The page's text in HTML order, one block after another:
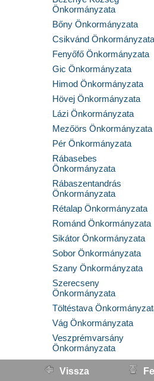
Önkormányzata
Bőny Önkormányzata
Csikvánd Önkormányzata
Fenyőfő Önkormányzata
Gic Önkormányzata
Himod Önkormányzata
Hövej Önkormányzata
Lázi Önkormányzata
Mezőörs Önkormányzata
Pér Önkormányzata
Rábasebes
Önkormányzata
Rábaszentandrás
Önkormányzata
Rétalap Önkormányzata
Románd Önkormányzata
Sikátor Önkormányzata
Sobor Önkormányzata
Szany Önkormányzata
Szerecseny
Önkormányzata
Töltéstava
Vág Önkormányzata
Veszprémvarsány
Önkormányzata
Vissza Fel